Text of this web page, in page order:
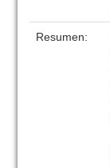
Resumen: